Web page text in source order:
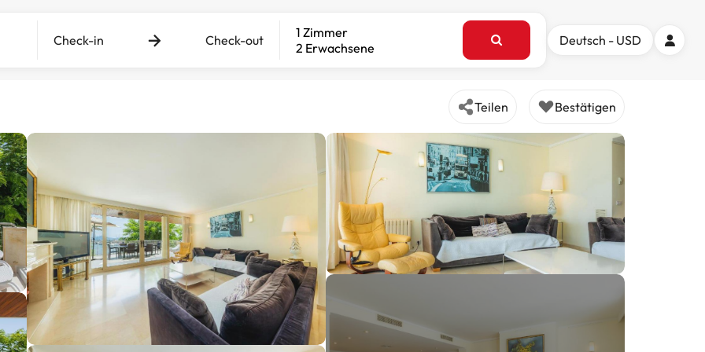
Check-in Check-out
1 Zimmer
2 Erwachsene
Deutsch - USD
Teilen Bestätigen